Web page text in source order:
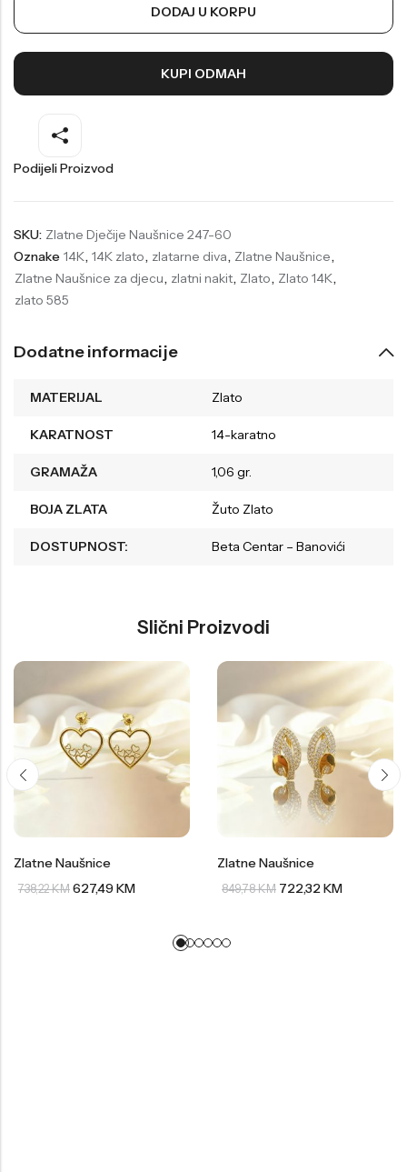
DODAJ U KORPU
KUPI ODMAH
Podijeli Proizvod
SKU: Zlatne Dječije Naušnice 247-60
Oznake 14K, 14K zlato, zlatarne diva, Zlatne Naušnice,
Zlatne Naušnice za djecu, zlatni nakit, Zlato, Zlato 14K,
zlato 585
Dodatne informacije
MATERIJAL Zlato
KARATNOST 14-karatno
GRAMAŽA 1,06 gr.
BOJA ZLATA Žuto Zlato
DOSTUPNOST: Beta Centar – Banovići
Slični Proizvodi
Zlatne Naušnice
738,22KM 627,49KM
Zlatne Naušnice
849,78KM 722,32KM
Welder
Mini Focus
Daniel Klein
Festina
Wesse
Missguided
Diesel